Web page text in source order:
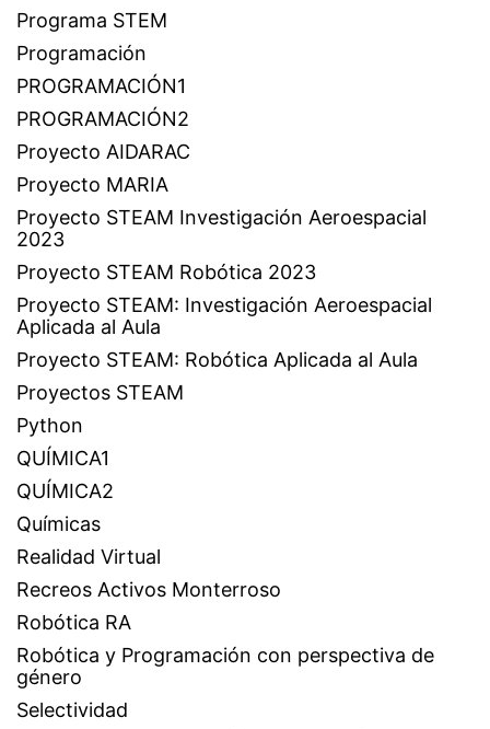
Programa STEM
Programación
PROGRAMACIÓN1
PROGRAMACIÓN2
Proyecto AIDARAC
Proyecto MARIA
Proyecto STEAM Investigación Aeroespacial
2023
Proyecto STEAM Robótica 2023
Proyecto STEAM: Investigación Aeroespacial
Aplicada al Aula
Proyecto STEAM: Robótica Aplicada al Aula
Proyectos STEAM
Python
QUÍMICA1
QUÍMICA2
Químicas
Realidad Virtual
Recreos Activos Monterroso
Robótica RA
Robótica y Programación con perspectiva de
género
Selectividad